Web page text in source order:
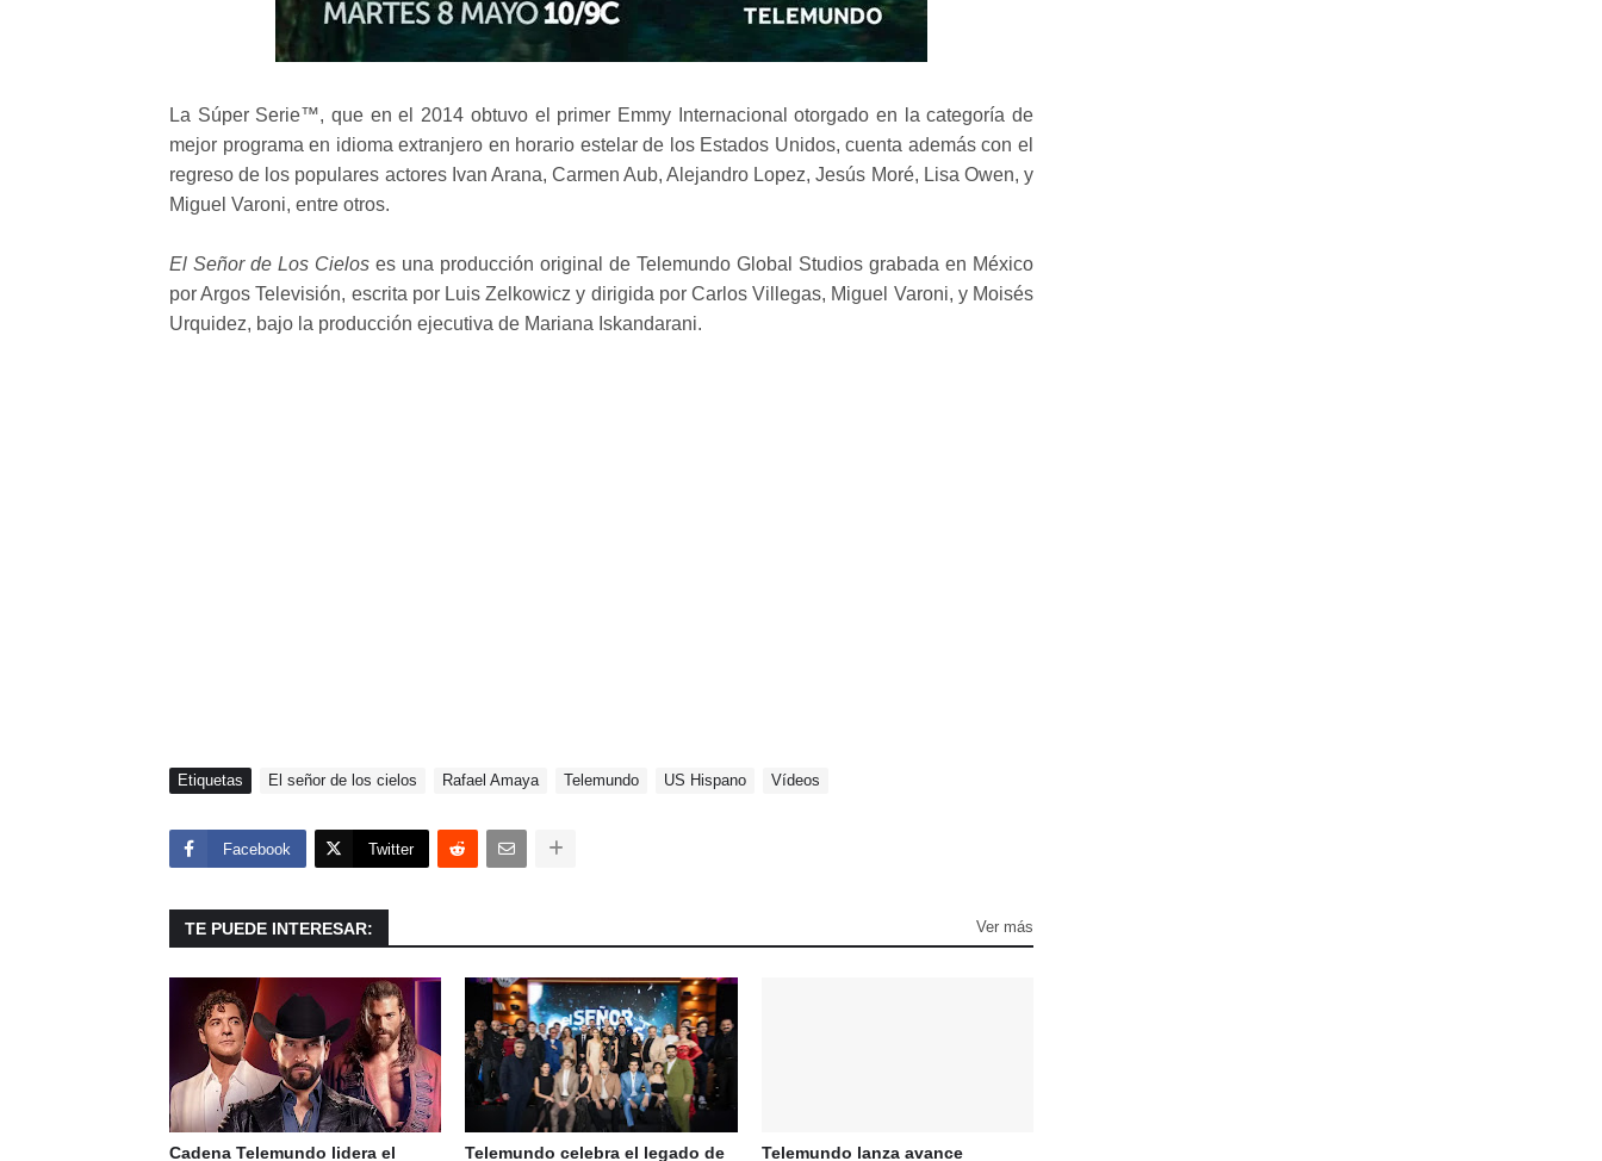
La Súper Serie™, que en el 2014 obtuvo el primer Emmy Internacional otorgado en la categoría de
mejor programa en idioma extranjero en horario estelar de los Estados Unidos, cuenta además con el
regreso de los populares actores Ivan Arana, Carmen Aub, Alejandro Lopez, Jesús Moré, Lisa Owen, y
Miguel Varoni, entre otros.
El Señor de Los Cielos es una producción original de Telemundo Global Studios grabada en México
por Argos Televisión, escrita por Luis Zelkowicz y dirigida por Carlos Villegas, Miguel Varoni, y Moisés
Urquidez, bajo la producción ejecutiva de Mariana Iskandarani.
Etiquetas El señor de los cielos Rafael Amaya Telemundo US Hispano Vídeos
Facebook Twitter
TE PUEDE INTERESAR: Ver más
Cadena Telemundo lidera el Telemundo celebra el legado de Telemundo lanza avance